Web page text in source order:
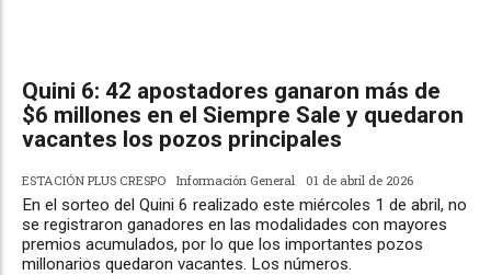
Quini 6: 42 apostadores ganaron más de
$6 millones en el Siempre Sale y quedaron
vacantes los pozos principales
ESTACIÓN PLUS CRESPO Información General 01 de abril de 2026
En el sorteo del Quini 6 realizado este miércoles 1 de abril, no
se registraron ganadores en las modalidades con mayores
premios acumulados, por lo que los importantes pozos
millonarios quedaron vacantes. Los números.